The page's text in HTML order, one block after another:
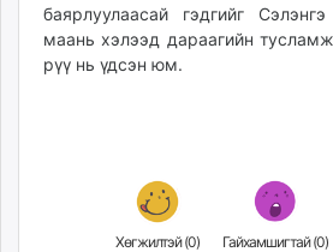
баярлуулаасай гэдгийг
маань хэлээд дараагийн
рүү нь үдсэн юм.
Хөгжилтэй (0) Гайхамшигтай (0)